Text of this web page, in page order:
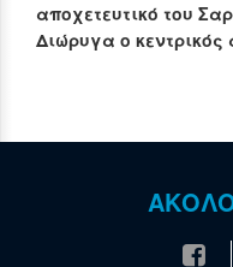
αποχετευτικό του
Διώρυγα ο κεντρικός